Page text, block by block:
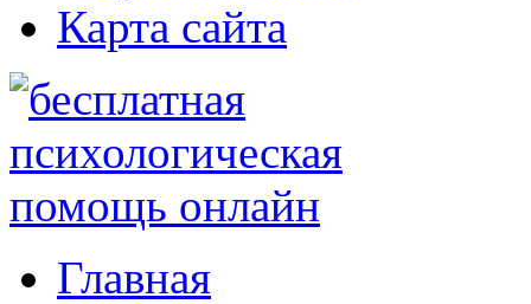
Карта сайта
Главная